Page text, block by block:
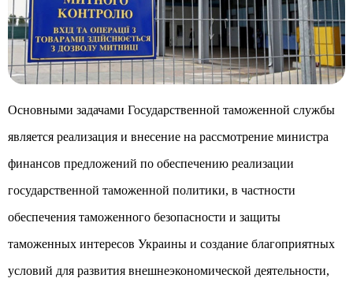
Основными задачами Государственной таможенной службы
является реализация и внесение на рассмотрение министра
финансов предложений по обеспечению реализации
государственной таможенной политики, в частности
обеспечения таможенного безопасности и защиты
таможенных интересов Украины и создание благоприятных
условий для развития внешнеэкономической деятельности,